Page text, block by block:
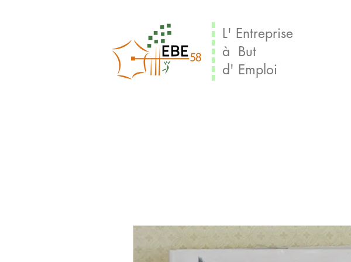
L' Entreprise
à But
d' Emploi